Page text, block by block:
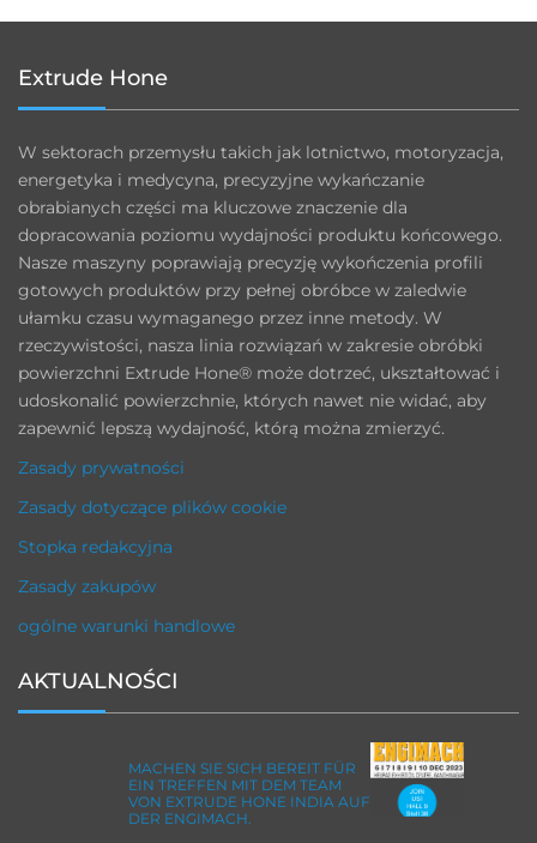
Extrude Hone
W sektorach przemysłu takich jak lotnictwo, motoryzacja,
energetyka i medycyna, precyzyjne wykańczanie
obrabianych części ma kluczowe znaczenie dla
dopracowania poziomu wydajności produktu końcowego.
Nasze maszyny poprawiają precyzję wykończenia profili
gotowych produktów przy pełnej obróbce w zaledwie
ułamku czasu wymaganego przez inne metody. W
rzeczywistości, nasza linia rozwiązań w zakresie obróbki
powierzchni Extrude Hone® może dotrzeć, ukształtować i
udoskonalić powierzchnie, których nawet nie widać, aby
zapewnić lepszą wydajność, którą można zmierzyć.
Zasady prywatności
Zasady dotyczące plików cookie
Stopka redakcyjna
Zasady zakupów
ogólne warunki handlowe
AKTUALNOŚCI
MACHEN SIE SICH BEREIT FÜR
EIN TREFFEN MIT DEM TEAM
VON EXTRUDE HONE INDIA AUF
DER ENGIMACH.